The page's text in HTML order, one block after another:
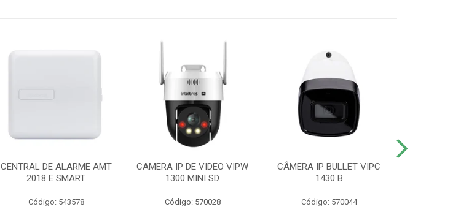
CENTRAL DE ALARME AMT
2018 E SMART
Código: 543578
CAMERA IP DE VIDEO VIPW
1300 MINI SD
Código: 570028
CÂMERA IP BULLET VIPC
1430 B
Código: 570044